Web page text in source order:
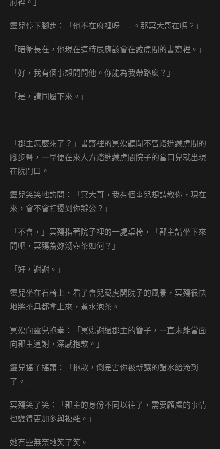
靈兒停下腳步：「他不在府裡呀……。那冥大哥在嗎？」
「暗衛長在，他現在這時辰應該會在藏虎閣的書齋裡。」
「好，我有個事想問問他。你能為我帶路麼？」
「是，請同屬下來。」
「郡主怎麼來了？」書齋裡的冥殤聽聞不曾踏進藏虎閣的
腳步聲，一早便在來人方踏進藏虎閣院子的當口兒就出現
在院門口。
靈兒笑笑地詢問：「冥大哥，我有個事兒想請教你，現在
來，會不會打擾到你辦公？」
「不會，」冥殤指著院子裡的一處桌椅，「郡主請坐下來
問吧，冥殤為妳沏壺茶如何？」
「好，謝謝。」
靈兒坐在石椅上，看了會兒藏虎閣院子的風景，冥殤很快
地將茶具都拿上來，煮水泡茶。
冥殤向靈兒抱拳：「冥殤謝過郡主的簪子，一直未能當面
向郡主道謝，深感抱歉。」
靈兒搖了搖頭：「抱歉，倒是害你被新釀的醋水給淹到
了。」
冥殤笑了笑：「郡主的身份不同以往了，需要顧慮的事情
也變得更加多與複雜。」
她有些無奈地笑了笑。